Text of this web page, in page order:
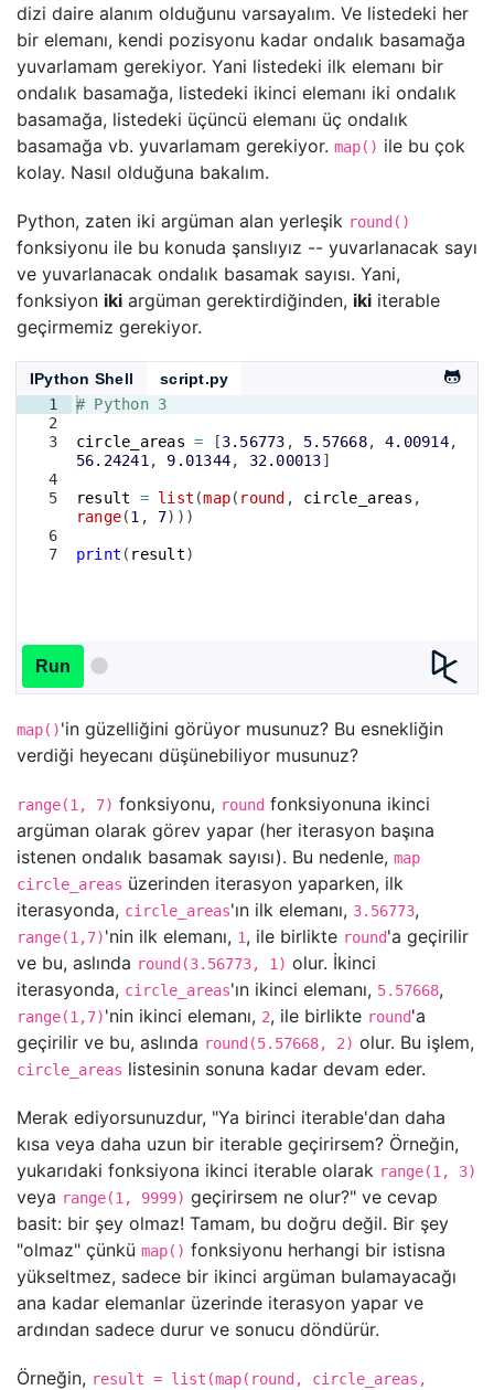
dizi daire alanım olduğunu varsayalım. Ve listedeki her
bir elemanı, kendi pozisyonu kadar ondalık basamağa
yuvarlamam gerekiyor. Yani listedeki ilk elemanı bir
ondalık basamağa, listedeki ikinci elemanı iki ondalık
basamağa, listedeki üçüncü elemanı üç ondalık
basamağa vb. yuvarlamam gerekiyor. map() ile bu çok
kolay. Nasıl olduğuna bakalım.
Python, zaten iki argüman alan yerleşik round()
fonksiyonu ile bu konuda şanslıyız -- yuvarlanacak sayı
ve yuvarlanacak ondalık basamak sayısı. Yani,
fonksiyon iki argüman gerektirdiğinden, iki iterable
geçirmemiz gerekiyor.
IPython Shell
script.py
1
2
3
4
5
6
7
# Python 3
circle_areas = [3.56773 , 5.57668, 4.00914,
56.24241 , 9.01344, 32.00013]
result = list (map( round , circle_areas ,
range(1 , 7)))
print ( result)
Run
map()'in güzelliğini görüyor musunuz? Bu esnekliğin
verdiği heyecanı düşünebiliyor musunuz?
range(1, 7) fonksiyonu, round fonksiyonuna ikinci
argüman olarak görev yapar (her iterasyon başına
istenen ondalık basamak sayısı). Bu nedenle, map
circle_areas üzerinden iterasyon yaparken, ilk
iterasyonda, circle_areas'ın ilk elemanı, 3.56773,
range(1,7)'nin ilk elemanı, 1, ile birlikte round'a geçirilir
ve bu, aslında round(3.56773, 1) olur. İkinci
iterasyonda, circle_areas'ın ikinci elemanı, 5.57668,
range(1,7)'nin ikinci elemanı, 2, ile birlikte round'a
geçirilir ve bu, aslında round(5.57668, 2) olur. Bu işlem,
circle_areas listesinin sonuna kadar devam eder.
Merak ediyorsunuzdur, "Ya birinci iterable'dan daha
kısa veya daha uzun bir iterable geçirirsem? Örneğin,
yukarıdaki fonksiyona ikinci iterable olarak range(1, 3)
veya range(1, 9999) geçirirsem ne olur?" ve cevap
basit: bir şey olmaz! Tamam, bu doğru değil. Bir şey
"olmaz" çünkü map() fonksiyonu herhangi bir istisna
yükseltmez, sadece bir ikinci argüman bulamayacağı
ana kadar elemanlar üzerinde iterasyon yapar ve
ardından sadece durur ve sonucu döndürür.
Örneğin, result = list(map(round, circle_areas,